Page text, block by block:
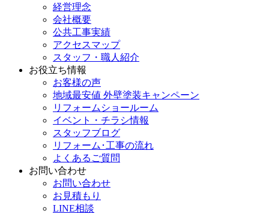
経営理念
会社概要
公共工事実績
アクセスマップ
スタッフ・職人紹介
お役立ち情報
お客様の声
地域最安値 外壁塗装キャンペーン
リフォームショールーム
イベント・チラシ情報
スタッフブログ
リフォーム･工事の流れ
よくあるご質問
お問い合わせ
お問い合わせ
お見積もり
LINE相談